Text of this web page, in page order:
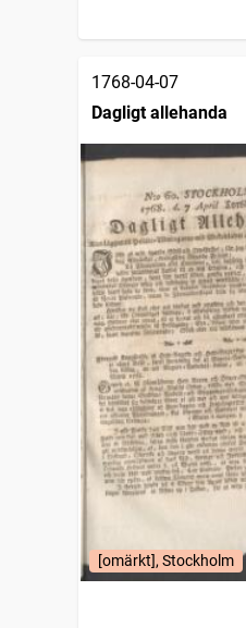
1768-04-07
Dagligt allehanda
[omärkt], Stockholm